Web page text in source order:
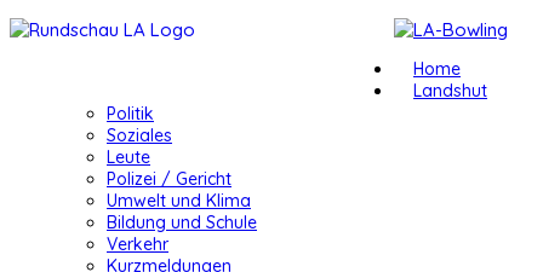
Home
Landshut
Politik
Soziales
Leute
Polizei / Gericht
Umwelt und Klima
Bildung und Schule
Verkehr
Kurzmeldungen